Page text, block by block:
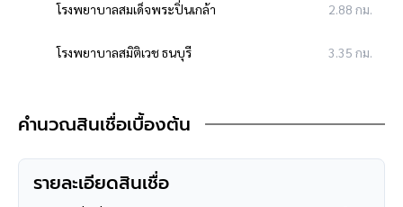
✔️ ประตูใหม่
✨ ซื้อแล้วเข้าอยู่ได้เลย ไม่ต้องเสียเงินซ่อมเพิ่ม
https://maps.app.goo.gl/c4YFApZQCr3JKubu5
โทร : 084-659-5559
โรงพยาบาลสมเด็จพระปิ่นเกล้า 2.88 กม.
โรงพยาบาลสมิติเวช ธนบุรี 3.35 กม.
มังกรซีฟู้ดส์ ราษฎร์บูรณะ
คำนวณสินเชื่อเบื้องต้น
รายละเอียดสินเชื่อ